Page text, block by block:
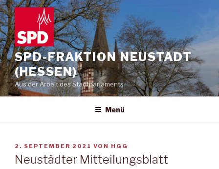
Zum
Inhalt
springen
SPD-FRAKTION NEUSTADT
(HESSEN)
Aus der Arbeit des Stadtparlaments
Menü
VERÖFFENTLICHT
AM
2. SEPTEMBER 2021 VON HGG
Neustädter Mitteilungsblatt